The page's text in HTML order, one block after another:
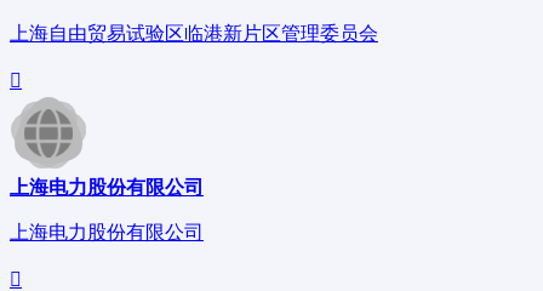
上海自由贸易试验区临港新片区管理委员会
上海电力股份有限公司
上海电力股份有限公司